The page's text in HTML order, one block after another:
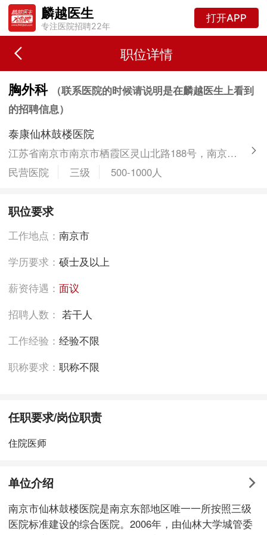
麟越医生
专注医院招聘22年
打开APP
职位详情
胸外科
（联系医院的时候请说明是在麟越医生上看到
的招聘信息）
泰康仙林鼓楼医院
江苏省南京市南京市栖霞区灵山北路188号，南京市仙林鼓楼医院
民营医院
三级 500-1000人
职位要求
工作地点：南京市
学历要求：硕士及以上
薪资待遇：面议
招聘人数：若干人
工作经验：经验不限
职称要求：职称不限
任职要求/岗位职责
住院医师
单位介绍
南京市仙林鼓楼医院是南京东部地区唯一一所按照三级
医院标准建设的综合医院。2006年，由仙林大学城管委